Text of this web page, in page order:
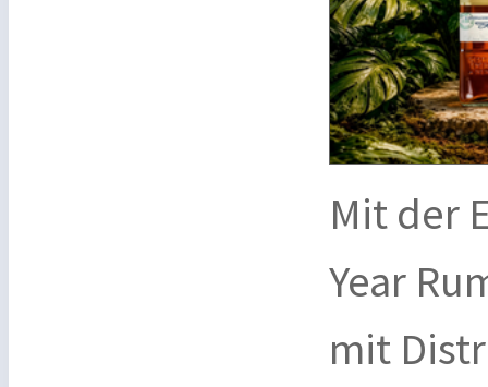
Mit der
Year
mit